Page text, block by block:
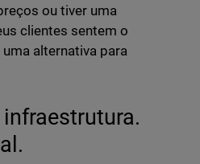
ou tiver uma
clientes sentem o
alternativa para